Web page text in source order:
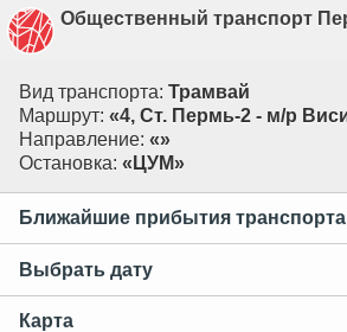
Общественный транспорт
Вид транспорта: Трамвай
Маршрут: «4, Ст. Пермь-2 - м/р
Направление: «»
Остановка: «ЦУМ»
Ближайшие прибытия транспорта
Выбрать дату
Карта